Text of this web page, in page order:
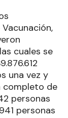
cuales se
una vez y
completo de
personas
personas